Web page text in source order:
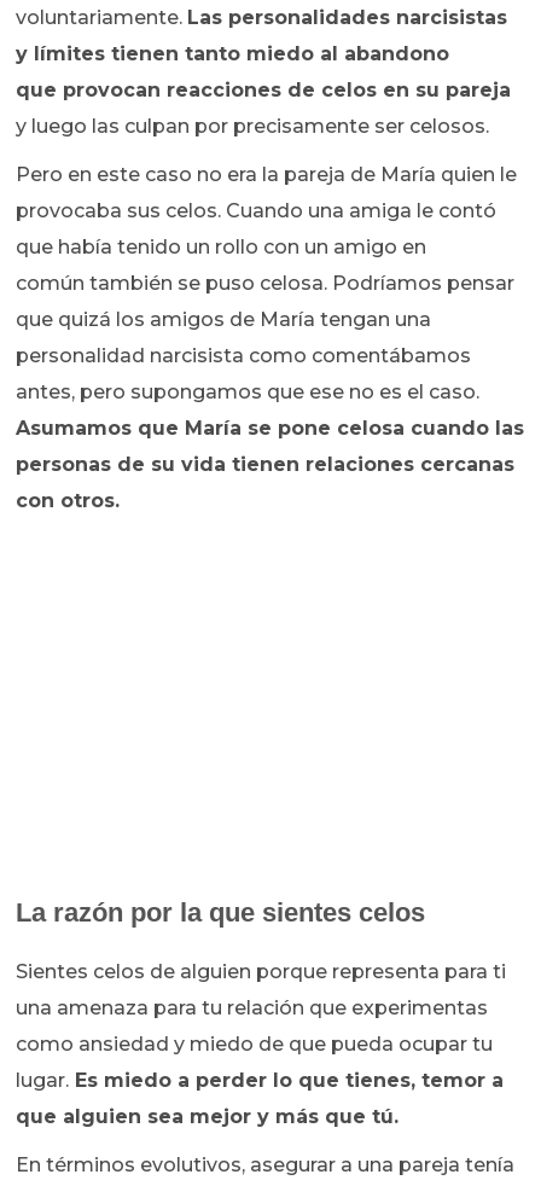
voluntariamente. Las personalidades narcisistas
y límites tienen tanto miedo al abandono
que provocan reacciones de celos en su pareja
y luego las culpan por precisamente ser celosos.
Pero en este caso no era la pareja de María quien le
provocaba sus celos. Cuando una amiga le contó
que había tenido un rollo con un amigo en
común también se puso celosa. Podríamos pensar
que quizá los amigos de María tengan una
personalidad narcisista como comentábamos
antes, pero supongamos que ese no es el caso.
Asumamos que María se pone celosa cuando las
personas de su vida tienen relaciones cercanas
con otros.
La razón por la que sientes celos
Sientes celos de alguien porque representa para ti
una amenaza para tu relación que experimentas
como ansiedad y miedo de que pueda ocupar tu
lugar. Es miedo a perder lo que tienes, temor a
que alguien sea mejor y más que tú.
En términos evolutivos, asegurar a una pareja tenía